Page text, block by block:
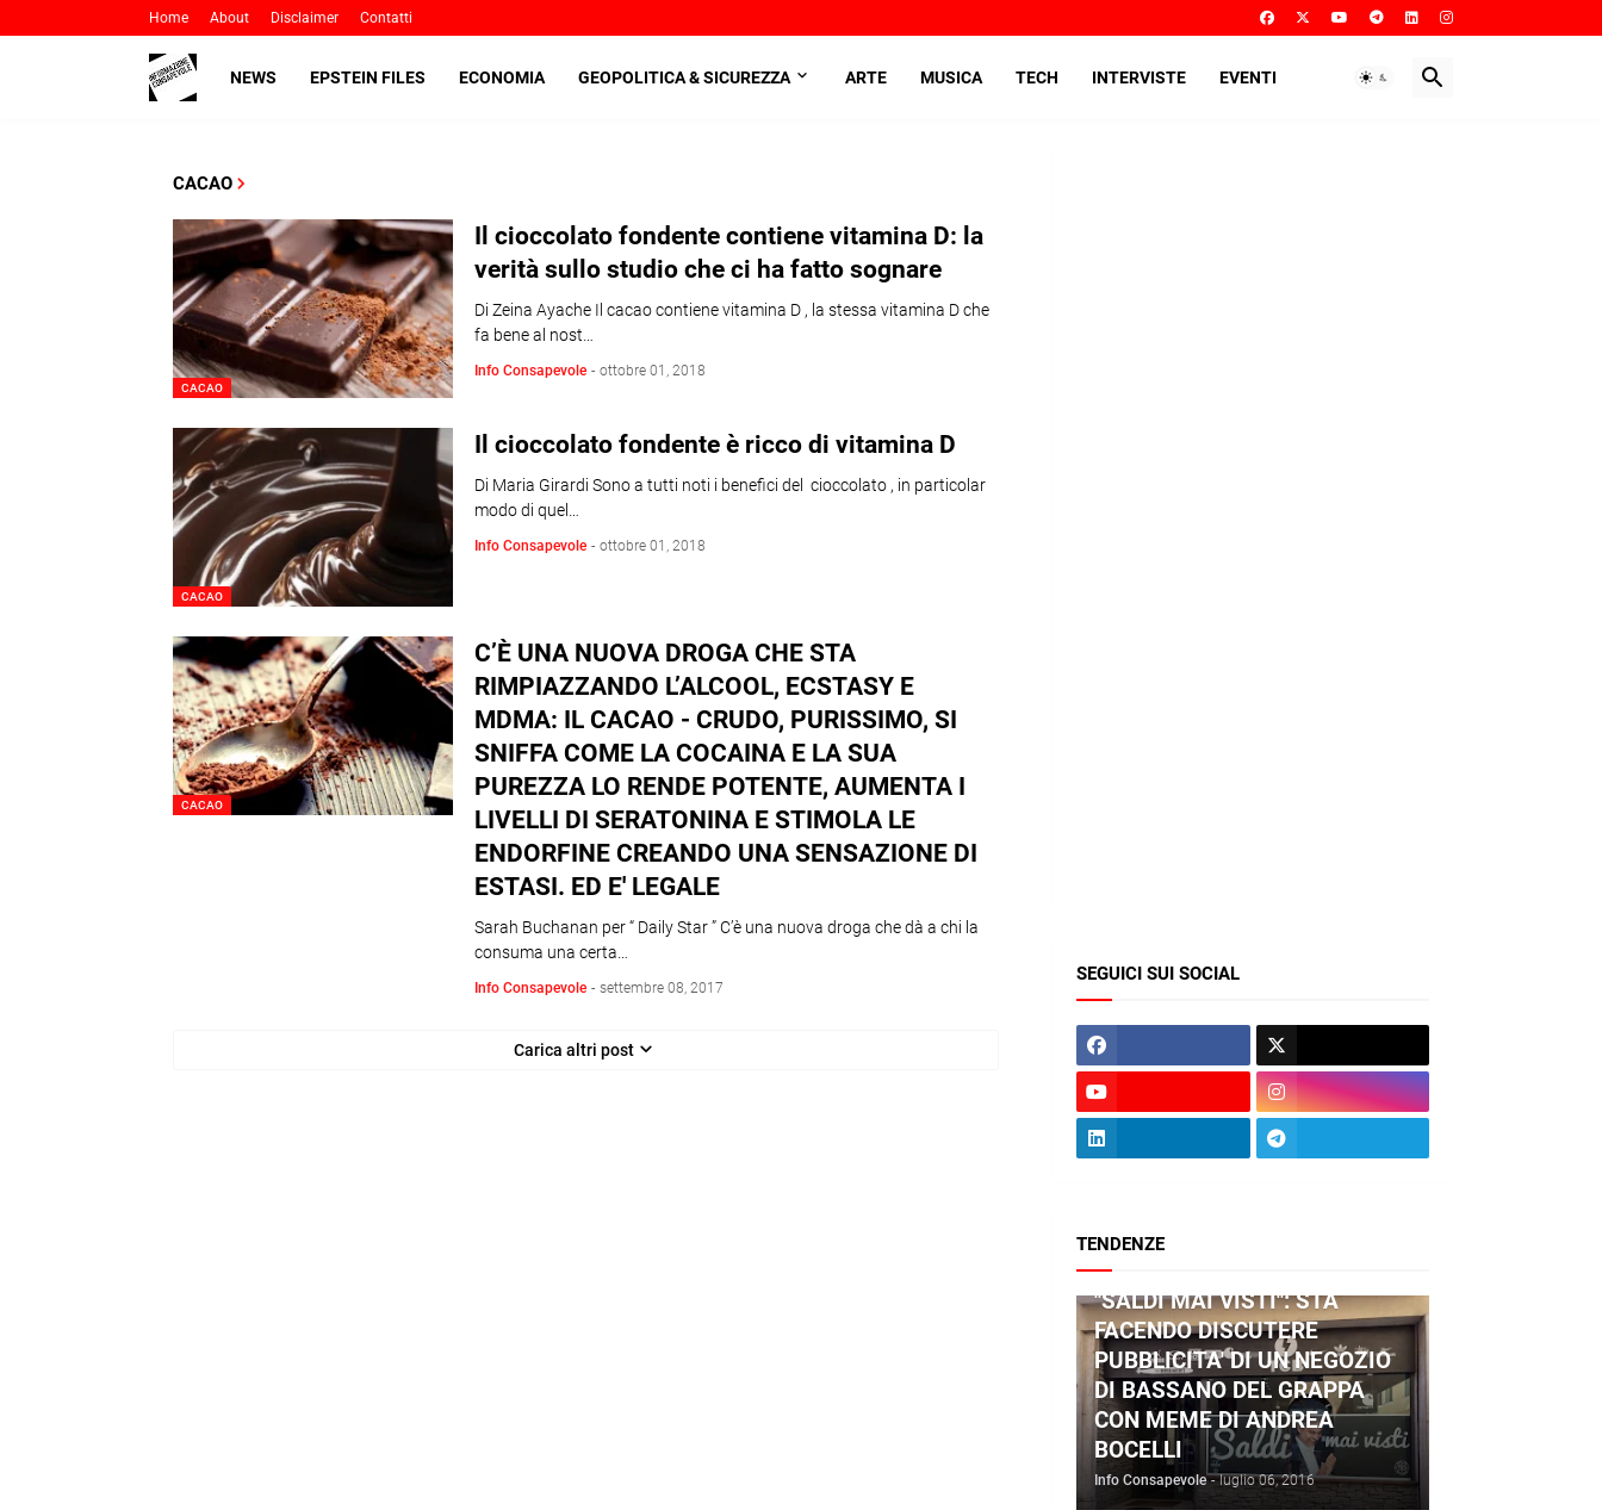
Home About Disclaimer Contatti
NEWS EPSTEIN FILES ECONOMIA GEOPOLITICA & SICUREZZA ARTE MUSICA TECH INTERVISTE EVENTI
CACAO
CACAO
Il cioccolato fondente contiene vitamina D: la
verità sullo studio che ci ha fatto sognare
Di Zeina Ayache Il cacao contiene vitamina D , la stessa vitamina D che
fa bene al nost…
Info Consapevole - ottobre 01, 2018
CACAO
Il cioccolato fondente è ricco di vitamina D
Di Maria Girardi Sono a tutti noti i benefici del cioccolato , in particolar
modo di quel…
Info Consapevole - ottobre 01, 2018
CACAO
C’È UNA NUOVA DROGA CHE STA
RIMPIAZZANDO L’ALCOOL, ECSTASY E
MDMA: IL CACAO - CRUDO, PURISSIMO, SI
SNIFFA COME LA COCAINA E LA SUA
PUREZZA LO RENDE POTENTE, AUMENTA I
LIVELLI DI SERATONINA E STIMOLA LE
ENDORFINE CREANDO UNA SENSAZIONE DI
ESTASI. ED E' LEGALE
Sarah Buchanan per “ Daily Star ” C’è una nuova droga che dà a chi la
consuma una certa…
Info Consapevole - settembre 08, 2017
Carica altri post
SEGUICI SUI SOCIAL
TENDENZE
"SALDI MAI VISTI": STA
FACENDO DISCUTERE
PUBBLICITA' DI UN NEGOZIO
DI BASSANO DEL GRAPPA
CON MEME DI ANDREA
BOCELLI
Info Consapevole - luglio 06, 2016